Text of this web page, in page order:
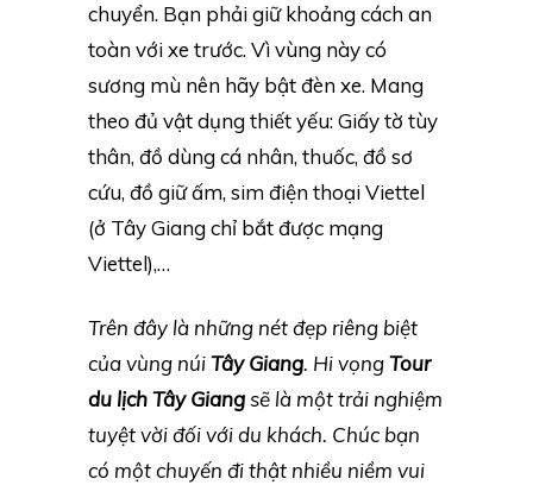
chuyển. Bạn phải giữ khoảng cách an
toàn với xe trước. Vì vùng này có
sương mù nên hãy bật đèn xe. Mang
theo đủ vật dụng thiết yếu: Giấy tờ tùy
thân, đồ dùng cá nhân, thuốc, đồ sơ
cứu, đồ giữ ấm, sim điện thoại Viettel
(ở Tây Giang chỉ bắt được mạng
Viettel),…
Trên đây là những nét đẹp riêng biệt
của vùng núiTây Giang. Hi vọngTour
du lịch Tây Giangsẽ là một trải nghiệm
tuyệt vời đối với du khách. Chúc bạn
có một chuyến đi thật nhiều niềm vui